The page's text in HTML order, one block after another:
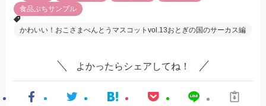
食品ぷちサンプル
かわいい！おこさまべんとうマスコットvol.13おとぎの国のサーカス編
よかったらシェアしてね！